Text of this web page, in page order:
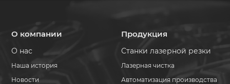
О компании
О нас
Наша история
Новости
Продукция
Станки лазерной резки
Лазерная чистка
Автоматизация производства